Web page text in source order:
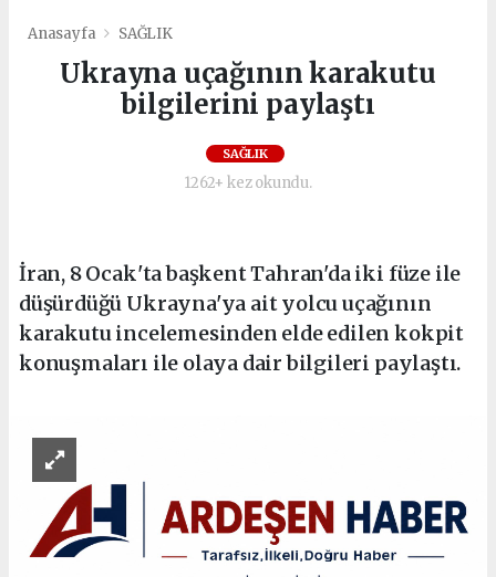
Anasayfa SAĞLIK
Ukrayna uçağının karakutu
bilgilerini paylaştı
SAĞLIK
1262+ kez okundu.
İran, 8 Ocak'ta başkent Tahran'da iki füze ile
düşürdüğü Ukrayna'ya ait yolcu uçağının
karakutu incelemesinden elde edilen kokpit
konuşmaları ile olaya dair bilgileri paylaştı.